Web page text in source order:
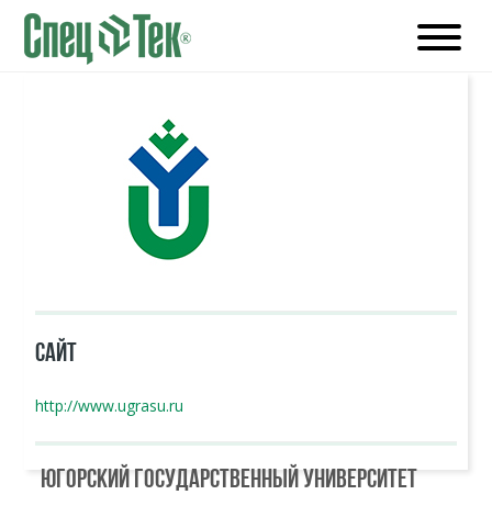
САЙТ
http://www.ugrasu.ru
Югорский государственный университет